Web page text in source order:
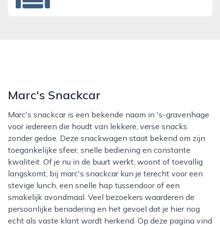
Marc's Snackcar
Marc's snackcar is een bekende naam in 's-gravenhage
voor iedereen die houdt van lekkere, verse snacks
zonder gedoe. Deze snackwagen staat bekend om zijn
toegankelijke sfeer, snelle bediening en constante
kwaliteit. Of je nu in de buurt werkt, woont of toevallig
langskomt, bij marc's snackcar kun je terecht voor een
stevige lunch, een snelle hap tussendoor of een
smakelijk avondmaal. Veel bezoekers waarderen de
persoonlijke benadering en het gevoel dat je hier nog
echt als vaste klant wordt herkend. Op deze pagina vind